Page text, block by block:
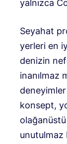
yalnızca
Seyahat
yerleri en
denizin
inanılmaz
konsept,
unutulmaz